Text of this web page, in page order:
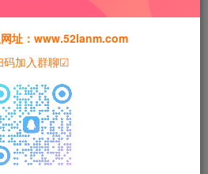
猫粮30
集整理而来，仅供学习研究使用，请在下
载后24h内删除，谢谢合作！
址：www.52lanm.com
码加入群聊☑